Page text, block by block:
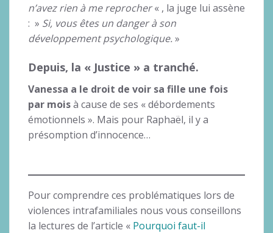
n’avez rien à me reprocher« , la juge lui assène
: » Si, vous êtes un danger à son
développement psychologique. »
Depuis, la « Justice » a tranché.
Vanessa a le droit de voir sa fille une fois
par moisà cause de ses « débordements
émotionnels ». Mais pour Raphaël, il y a
présomption d’innocence…
Pour comprendre ces problématiques lors de
violences intrafamiliales nous vous conseillons
la lectures de l’article « Pourquoi faut-il